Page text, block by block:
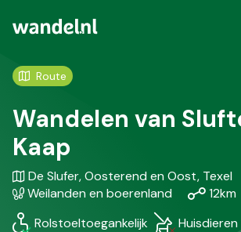
Route
Wandelen van
Kaap
Gebied
/
Regio
De Slufer, Oosterend en Oost, Texel
Weilanden en boerenland
Afstand
12km
Rolstoeltoegankelijk